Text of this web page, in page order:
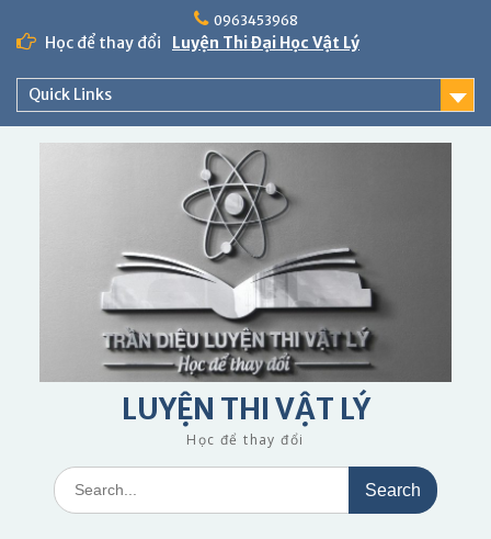
content
0963453968
Học để thay đổi Luyện Thi Đại Học Vật Lý
Quick Links
LUYỆN THI VẬT LÝ
Học để thay đổi
Search
for: